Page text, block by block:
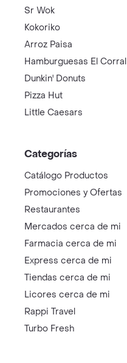
Sr Wok
Kokoriko
Arroz Paisa
Hamburguesas El Corral
Dunkin' Donuts
Pizza Hut
Little Caesars
Categorías
Catálogo Productos
Promociones y Ofertas
Restaurantes
Mercados cerca de mi
Farmacia cerca de mi
Express cerca de mi
Tiendas cerca de mi
Licores cerca de mi
Rappi Travel
Turbo Fresh